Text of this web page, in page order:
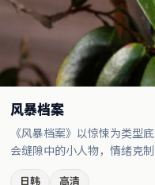
风暴档案
《风暴档案》以惊悚为类型
会缝隙中的小人物，情绪克
日韩 高清